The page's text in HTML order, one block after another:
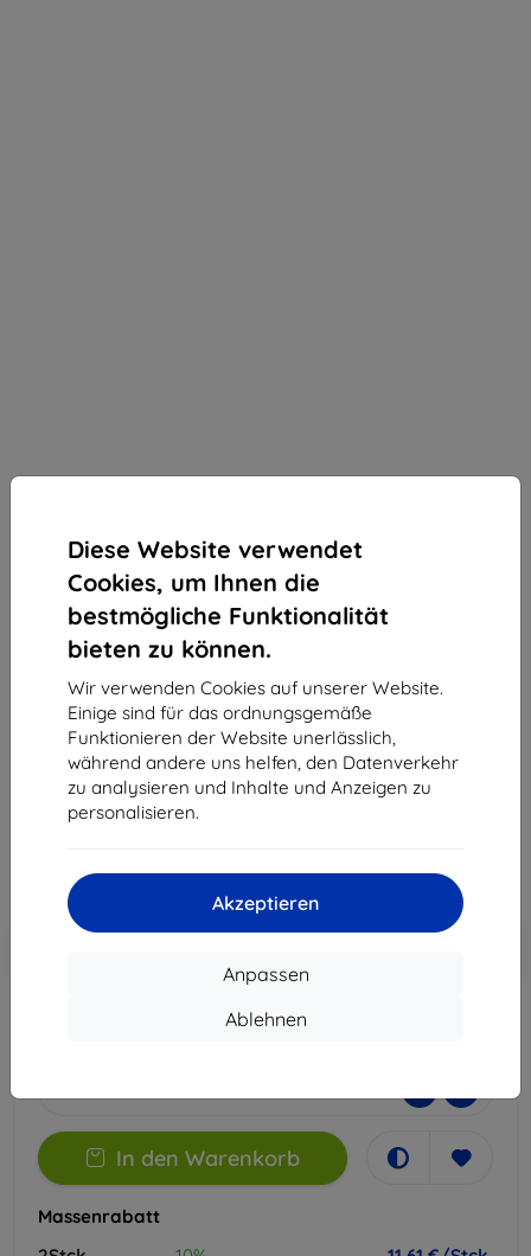
Diese Website verwendet
Cookies, um Ihnen die
bestmögliche Funktionalität
bieten zu können.
Wir verwenden Cookies auf unserer Website.
Einige sind für das ordnungsgemäße
Funktionieren der Website unerlässlich,
während andere uns helfen, den Datenverkehr
zu analysieren und Inhalte und Anzeigen zu
personalisieren.
Akzeptieren
Anpassen
Ablehnen
3MK Silky Matt Pro matte Schutzfolie für Redmi
Note 14 4G
Geeignet für: Xiaomi Redmi Note 14
12,90 €
11,61 €
ohne MWSt9,76 €
Rabatt mit Gutschein
In den
- +
In den Warenkorb
Massenrabatt